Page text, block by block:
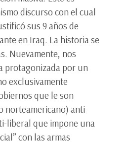
discurso con el cual
sus 9 años de
en Iraq. La historia se
Nuevamente, nos
protagonizada por un
exclusivamente
que le son
norteamericano) anti-
liberal que impone una
con las armas